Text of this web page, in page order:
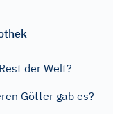
der Welt?
Götter gab es?